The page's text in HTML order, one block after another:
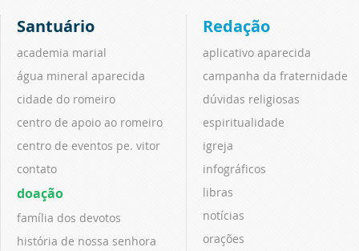
Santuário
academia marial
água mineral aparecida
cidade do romeiro
centro de apoio ao romeiro
centro de eventos pe. vitor
contato
doação
família dos devotos
história de nossa senhora
Redação
aplicativo aparecida
campanha da fraternidade
dúvidas religiosas
espiritualidade
igreja
infográficos
libras
notícias
orações